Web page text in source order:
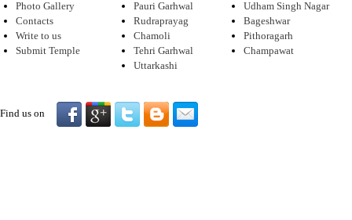
Photo Gallery
Contacts
Write to us
Submit Temple
Pauri Garhwal
Rudraprayag
Chamoli
Tehri Garhwal
Uttarkashi
Udham Singh Nagar
Bageshwar
Pithoragarh
Champawat
Find us on